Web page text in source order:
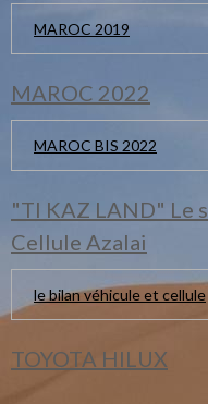
MAROC 2019
MAROC 2022
MAROC BIS 2022
"TI KAZ LAND" Le
Cellule Azalai
le bilan véhicule et cellule
TOYOTA HILUX